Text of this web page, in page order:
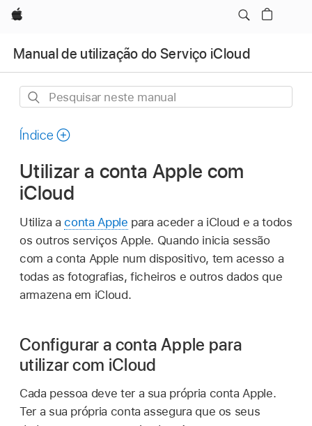
Apple
Manual de utilização do Serviço iCloud
Pesquisar
manual
Índice
Utilizar a conta Apple com
iCloud
Utiliza aconta Apple para aceder a iCloud e a todos
os outros serviços Apple. Quando inicia sessão
com a conta Apple num dispositivo, tem acesso a
todas as fotografias, ficheiros e outros dados que
armazena em iCloud.
Configurar a conta Apple para
utilizar com iCloud
Cada pessoa deve ter a sua própria conta Apple.
Ter a sua própria conta assegura que os seus